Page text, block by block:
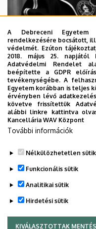
2026. augusztus 5.
Díszdoktorát
Egyetem
INTÉZMÉNYI TTK
A Debreceni
rendelkezésére bocsátott,
védelmét. Ezúton
2018. május 25. napjától
Adatvédelmi Rendelet
beépítette a GDPR
tevékenységébe. A
Egyetem korábban is teljes
érvényben lévő
követve frissítettük
alábbi linkre kattintva
Kancellária WAV Központ
További információk
Nélkülözhetetlen sütik
Funkcionális sütik
Analitikai sütik
Hirdetési sütik
KIVÁLASZTOTTAK
WITHDRAW CONSENT